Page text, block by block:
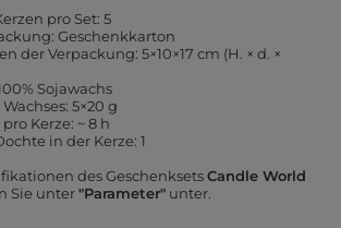
pro Set: 5
Geschenkkarton
der Verpackung: 5×10×17 cm (H. × d. ×
Sojawachs
5×20 g
Kerze: ~ 8 h
in der Kerze: 1
des GeschenksetsCandle World
Sie unter"Parameter" unter.